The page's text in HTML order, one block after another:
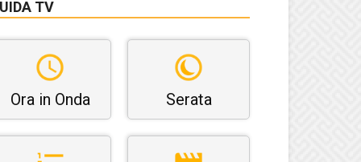
TV
Ora in Onda Serata